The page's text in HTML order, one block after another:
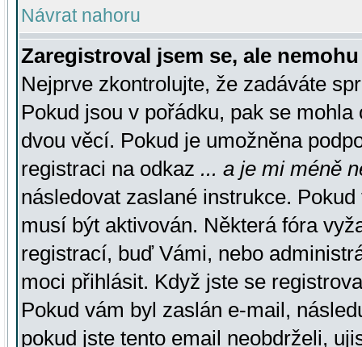
Návrat nahoru
Zaregistroval jsem se, ale
Nejprve zkontrolujte, že zadáváte
Pokud jsou v pořádku, pak se
dvou věcí. Pokud je umožněna
registraci na odkaz ... a je mi méně
následovat zaslané instrukce.
musí být aktivován. Některá fóra
registrací, buď Vámi, nebo
moci přihlásit. Když jste se
Pokud vám byl zaslán e-mail,
pokud jste tento email neobdrželi,